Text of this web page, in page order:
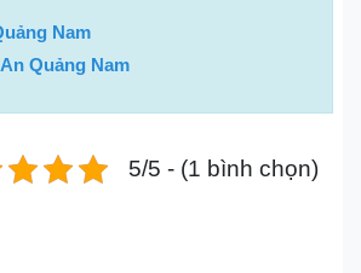
Nam
Quảng Nam
5/5 - (1 bình chọn)